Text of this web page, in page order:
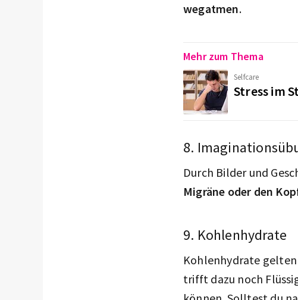
wegatmen.
Mehr zum Thema
Selfcare
Stress im
8.
Durch Bilder und
Migräne oder den
9. Kohlenhydrate
Kohlenhydrate gelten
trifft dazu noch